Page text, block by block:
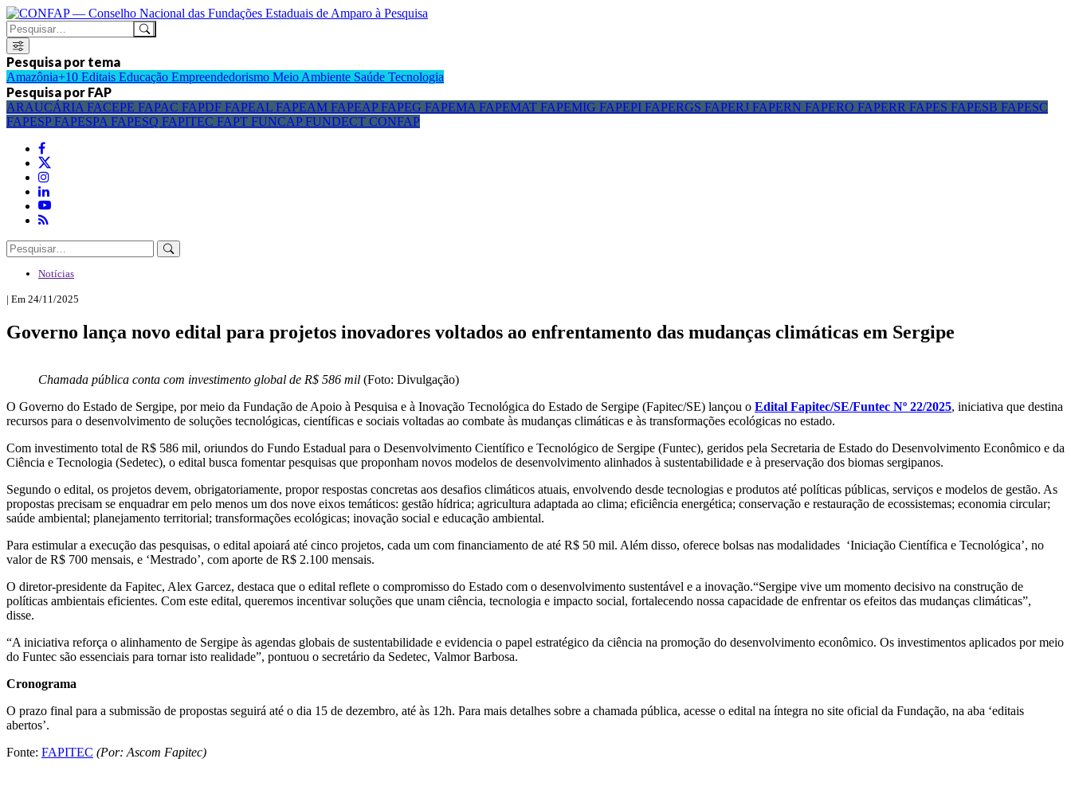
Pesquisa por tema
Amazônia+10 Editais Educação Empreendedorismo Meio Ambiente Saúde Tecnologia
Pesquisa por FAP
ARAUCÁRIA FACEPE FAPAC FAPDF FAPEAL FAPEAM FAPEAPFAPEG FAPEMA FAPEMAT FAPEMIG FAPEPI FAPERGS FAPERJ FAPERN FAPERO FAPERR FAPES FAPESB FAPESC
FAPESPFAPESPA FAPESQ FAPITEC FAPT FUNCAPFUNDECT CONFAP
Notícias
| Em 24/11/2025
Governo lança novo edital para projetos inovadores voltados ao enfrentamento das mudanças climáticas em Sergipe
Chamada pública conta com investimento global de R$ 586 mil (Foto: Divulgação)
O Governo do Estado de Sergipe, por meio da Fundação de Apoio à Pesquisa e à Inovação Tecnológica do Estado de Sergipe (Fapitec/SE) lançou o Edital Fapitec/SE/Funtec Nº 22/2025, iniciativa que destina
recursos para o desenvolvimento de soluções tecnológicas, científicas e sociais voltadas ao combate às mudanças climáticas e às transformações ecológicas no estado.
Com investimento total de R$ 586 mil, oriundos do Fundo Estadual para o Desenvolvimento Científico e Tecnológico de Sergipe (Funtec), geridos pela Secretaria de Estado do Desenvolvimento Econômico e da
Ciência e Tecnologia (Sedetec), o edital busca fomentar pesquisas que proponham novos modelos de desenvolvimento alinhados à sustentabilidade e à preservação dos biomas sergipanos.
Segundo o edital, os projetos devem, obrigatoriamente, propor respostas concretas aos desafios climáticos atuais, envolvendo desde tecnologias e produtos até políticas públicas, serviços e modelos de gestão. As
propostas precisam se enquadrar em pelo menos um dos nove eixos temáticos: gestão hídrica; agricultura adaptada ao clima; eficiência energética; conservação e restauração de ecossistemas; economia circular;
saúde ambiental; planejamento territorial; transformações ecológicas; inovação social e educação ambiental.
Para estimular a execução das pesquisas, o edital apoiará até cinco projetos, cada um com financiamento de até R$ 50 mil. Além disso, oferece bolsas nas modalidades ‘Iniciação Científica e Tecnológica’, no
valor de R$ 700 mensais, e ‘Mestrado’, com aporte de R$ 2.100 mensais.
O diretor-presidente da Fapitec, Alex Garcez, destaca que o edital reflete o compromisso do Estado com o desenvolvimento sustentável e a inovação.“Sergipe vive um momento decisivo na construção de
políticas ambientais eficientes. Com este edital, queremos incentivar soluções que unam ciência, tecnologia e impacto social, fortalecendo nossa capacidade de enfrentar os efeitos das mudanças climáticas”,
disse.
“A iniciativa reforça o alinhamento de Sergipe às agendas globais de sustentabilidade e evidencia o papel estratégico da ciência na promoção do desenvolvimento econômico. Os investimentos aplicados por meio
do Funtec são essenciais para tornar isto realidade”, pontuou o secretário da Sedetec, Valmor Barbosa.
Cronograma
O prazo final para a submissão de propostas seguirá até o dia 15 de dezembro, até às 12h. Para mais detalhes sobre a chamada pública, acesse o edital na íntegra no site oficial da Fundação, na aba ‘editais
abertos’.
Fonte: FAPITEC (Por: Ascom Fapitec)